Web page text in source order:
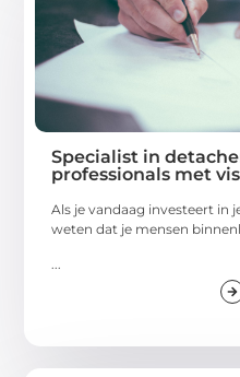
Specialist in
professionals met
Als je vandaag investeert in
weten dat je mensen